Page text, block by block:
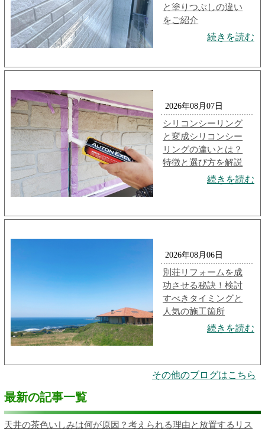
と塗りつぶしの違い
をご紹介
続きを読む
2026年08月07日
シリコンシーリング
と変成シリコンシー
リングの違いとは？
特徴と選び方を解説
続きを読む
2026年08月06日
別荘リフォームを成
功させる秘訣！検討
すべきタイミングと
人気の施工箇所
続きを読む
その他のブログはこちら
最新の記事一覧
天井の茶色いしみは何が原因？考えられる理由と放置するリス